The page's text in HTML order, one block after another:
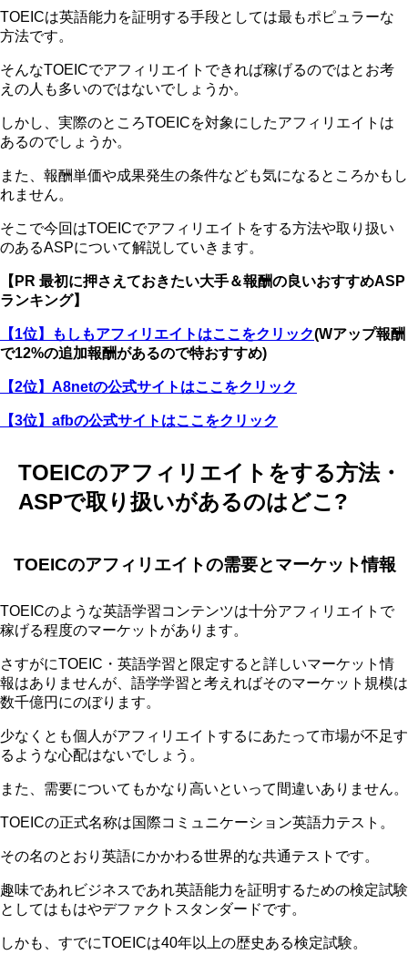
TOEICは英語能力を証明する手段としては最もポピュラーな
方法です。
そんなTOEICでアフィリエイトできれば稼げるのではとお考
えの人も多いのではないでしょうか。
しかし、実際のところTOEICを対象にしたアフィリエイトは
あるのでしょうか。
また、報酬単価や成果発生の条件なども気になるところかもし
れません。
そこで今回はTOEICでアフィリエイトをする方法や取り扱い
のあるASPについて解説していきます。
【PR 最初に押さえておきたい大手＆報酬の良いおすすめASP
ランキング】
【1位】もしもアフィリエイトはここをクリック(Wアップ報酬
で12%の追加報酬があるので特おすすめ)
【2位】A8netの公式サイトはここをクリック
【3位】afbの公式サイトはここをクリック
TOEICのアフィリエイトをする方法・
ASPで取り扱いがあるのはどこ?
TOEICのアフィリエイトの需要とマーケット情報
TOEICのような英語学習コンテンツは十分アフィリエイトで
稼げる程度のマーケットがあります。
さすがにTOEIC・英語学習と限定すると詳しいマーケット情
報はありませんが、語学学習と考えればそのマーケット規模は
数千億円にのぼります。
少なくとも個人がアフィリエイトするにあたって市場が不足す
るような心配はないでしょう。
また、需要についてもかなり高いといって間違いありません。
TOEICの正式名称は国際コミュニケーション英語力テスト。
その名のとおり英語にかかわる世界的な共通テストです。
趣味であれビジネスであれ英語能力を証明するための検定試験
としてはもはやデファクトスタンダードです。
しかも、すでにTOEICは40年以上の歴史ある検定試験。